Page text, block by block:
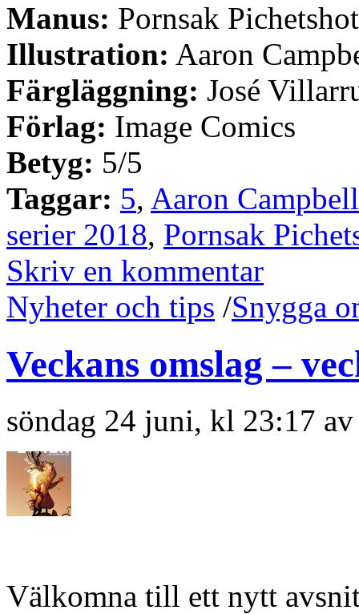
Manus: Pornsak
Illustration: Aaron
Färgläggning: José
Förlag: Image Comics
Betyg: 5/5
Taggar: 5, Aaron Campbell
serier 2018, Pornsak
Skriv en kommentar
Nyheter och tips /Snygga
Veckans omslag –
söndag 24 juni, kl 23:17 av
Välkomna till ett nytt